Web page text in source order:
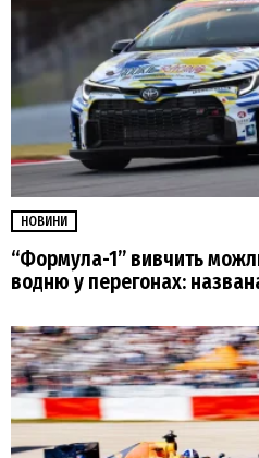
НОВИНИ
“Формула-1” вивчить
водню у перегонах: